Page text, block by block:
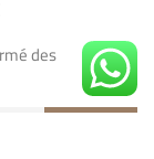
des